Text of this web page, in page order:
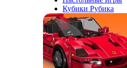
Кубики Рубика